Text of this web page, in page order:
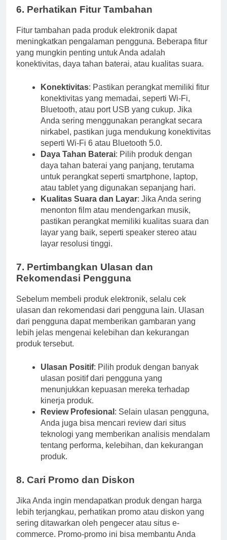
6. Perhatikan Fitur Tambahan
Fitur tambahan pada produk elektronik dapat
meningkatkan pengalaman pengguna. Beberapa fitur
yang mungkin penting untuk Anda adalah
konektivitas, daya tahan baterai, atau kualitas suara.
Konektivitas: Pastikan perangkat memiliki fitur
konektivitas yang memadai, seperti Wi-Fi,
Bluetooth, atau port USB yang cukup. Jika
Anda sering menggunakan perangkat secara
nirkabel, pastikan juga mendukung konektivitas
seperti Wi-Fi 6 atau Bluetooth 5.0.
Daya Tahan Baterai: Pilih produk dengan
daya tahan baterai yang panjang, terutama
untuk perangkat seperti smartphone, laptop,
atau tablet yang digunakan sepanjang hari.
Kualitas Suara dan Layar: Jika Anda sering
menonton film atau mendengarkan musik,
pastikan perangkat memiliki kualitas suara dan
layar yang baik, seperti speaker stereo atau
layar resolusi tinggi.
7. Pertimbangkan Ulasan dan
Rekomendasi Pengguna
Sebelum membeli produk elektronik, selalu cek
ulasan dan rekomendasi dari pengguna lain. Ulasan
dari pengguna dapat memberikan gambaran yang
lebih jelas mengenai kelebihan dan kekurangan
produk tersebut.
Ulasan Positif: Pilih produk dengan banyak
ulasan positif dari pengguna yang
menunjukkan kepuasan mereka terhadap
kinerja produk.
Review Profesional : Selain ulasan pengguna,
Anda juga bisa mencari review dari situs
teknologi yang memberikan analisis mendalam
tentang performa, kelebihan, dan kekurangan
produk.
8. Cari Promo dan Diskon
Jika Anda ingin mendapatkan produk dengan harga
lebih terjangkau, perhatikan promo atau diskon yang
sering ditawarkan oleh pengecer atau situs e-
commerce. Promo-promo ini bisa membantu Anda